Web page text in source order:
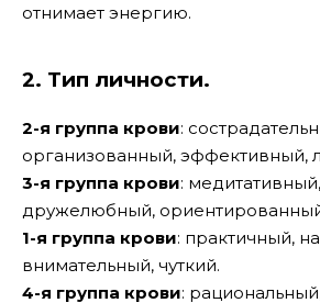
отнимает энергию.
2. Тип личности.
2-я группа крови:
организованный, эффективный,
3-я группа крови:
дружелюбный, ориентированный
1-я группа крови: практичный,
внимательный, чуткий.
4-я группа крови: